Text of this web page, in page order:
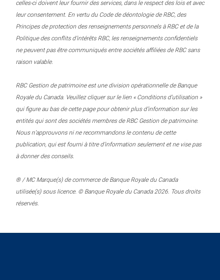
celles-ci doivent leur fournir des services, dans le respect des lois et avec
leur consentement. En vertu du Code de déontologie de RBC, des
Principes de protection des renseignements personnels à RBC et de la
Politique des conflits d’intérêts RBC, les renseignements confidentiels
ne peuvent pas être communiqués entre sociétés affiliées de RBC sans
raison valable.
RBC Gestion de patrimoine est une division opérationnelle de Banque
Royale du Canada. Veuillez cliquer sur le lien « Conditions d’utilisation »
qui figure au bas de cette page pour obtenir plus d’information sur les
entités qui sont des sociétés membres de RBC Gestion de patrimoine.
Nous n’approuvons ni ne recommandons le contenu de cette
publication, qui est fourni à titre d’information seulement et ne vise pas
à donner des conseils.
® / MC Marque(s) de commerce de Banque Royale du Canada
utilisée(s) sous licence. © Banque Royale du Canada 2026. Tous droits
réservés.